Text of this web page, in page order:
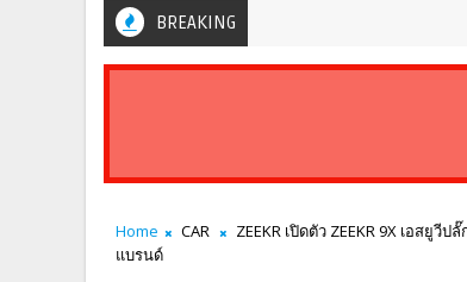
BREAKING
Home CAR
ZEEKR เปิดตัว ZEEKR 9X เอสยู
แบรนด์